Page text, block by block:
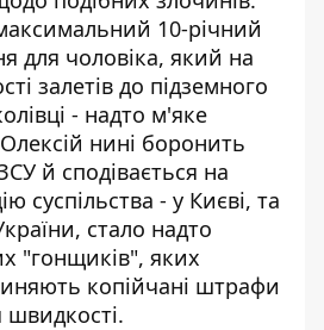
10-річний
для чоловіка, який на
залетів до підземного
- надто м'яке
нині боронить
й сподівається на
суспільства - у Києві, та
стало надто
"гонщиків", яких
копійчані штрафи